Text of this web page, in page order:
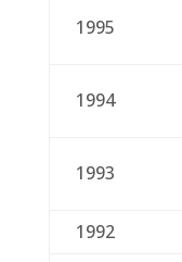
1995
1994
1993
1992